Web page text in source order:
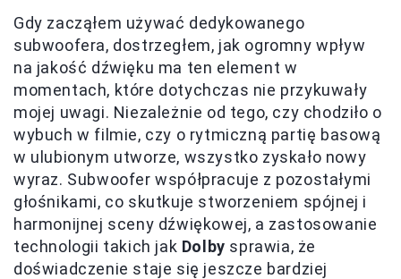
Gdy zacząłem używać dedykowanego
subwoofera, dostrzegłem, jak ogromny wpływ
na jakość dźwięku ma ten element w
momentach, które dotychczas nie przykuwały
mojej uwagi. Niezależnie od tego, czy chodziło o
wybuch w filmie, czy o rytmiczną partię basową
w ulubionym utworze, wszystko zyskało nowy
wyraz. Subwoofer współpracuje z pozostałymi
głośnikami, co skutkuje stworzeniem spójnej i
harmonijnej sceny dźwiękowej, a zastosowanie
technologii takich jak Dolby sprawia, że
doświadczenie staje się jeszcze bardziej